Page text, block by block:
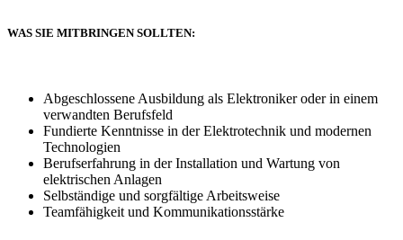
WAS SIE MITBRINGEN SOLLTEN:
Abgeschlossene Ausbildung als Elektroniker oder in einem
verwandten Berufsfeld
Fundierte Kenntnisse in der Elektrotechnik und modernen
Technologien
Berufserfahrung in der Installation und Wartung von
elektrischen Anlagen
Selbständige und sorgfältige Arbeitsweise
Teamfähigkeit und Kommunikationsstärke